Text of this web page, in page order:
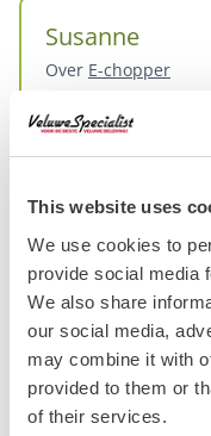
This website uses
We use cookies to
provide social media
We also share
our social media,
may combine it with
provided to them or
of their services.
Susanne
Over E-chopper
prachtig, met veel
weilanden. Het is
de bossen te
attent. Er is
parkeren. Na
IJstijd gegeten.